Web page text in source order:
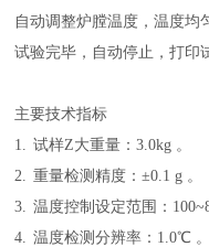
自动调整炉膛温度，温度均
试验完毕，自动停止，打印
主要技术指标
1. 试样Z大重量：3.0kg 。
2. 重量检测精度：±0.1 g 。
3. 温度控制设定范围：
4. 温度检测分辨率： 1.0℃ 。